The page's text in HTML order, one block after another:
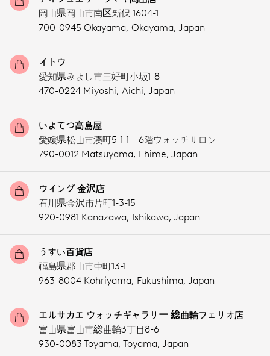
岡山県岡山市南区新保 1604-1
700-0945 Okayama, Okayama, Japan
イトウ
愛知県みよし市三好町小坂1-8
470-0224 Miyoshi, Aichi, Japan
いよてつ高島屋
愛媛県松山市湊町5-1-1 6階ウォッチサロン
790-0012 Matsuyama, Ehime, Japan
ウイング 金沢店
石川県金沢市片町1-3-15
920-0981 Kanazawa, Ishikawa, Japan
うすい百貨店
福島県郡山市中町13-1
963-8004 Kohriyama, Fukushima, Japan
エルサカエ ウォッチギャラリー 総曲輪フェリオ店
富山県富山市総曲輪3丁目8-6
930-0083 Toyama, Toyama, Japan